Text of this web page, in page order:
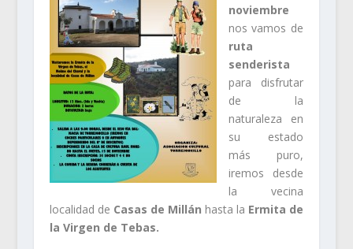
noviembre
nos vamos de
ruta
senderista
para disfrutar
de la
naturaleza en
su estado
más puro,
iremos desde
la vecina
localidad de Casas de Millán hasta la Ermita de
la Virgen de Tebas.